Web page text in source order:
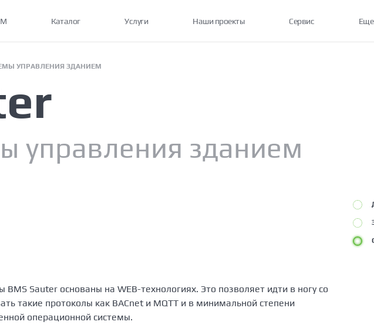
Каталог Услуги Наши проекты Сервис Еще
УПРАВЛЕНИЯ ЗДАНИЕМ
управления зданием
Sauter основаны на WEB-технологиях. Это позволяет идти в ногу со
такие протоколы как BACnet и MQTT и в минимальной степени
операционной системы.